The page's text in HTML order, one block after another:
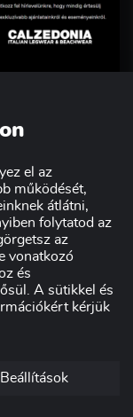
el az
működését,
átlátni,
folytatod az
az
vonatkozó
és
A sütikkel és
kérjük
Beállítások